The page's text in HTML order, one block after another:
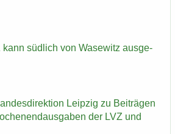
kann süd­lich von Wase­witz aus­ge­
Leip­zig zu Bei­trä­gen
der LVZ und